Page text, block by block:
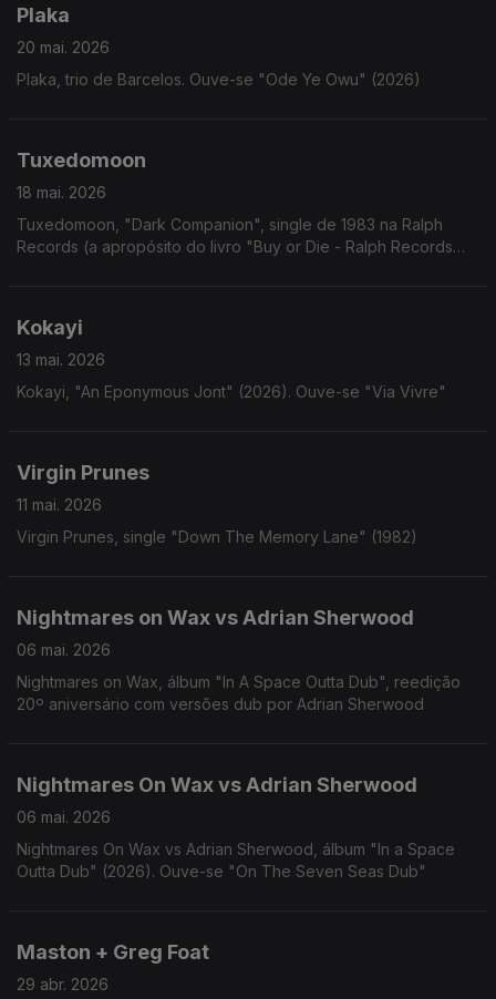
Plaka
20 mai. 2026
Plaka, trio de Barcelos. Ouve-se "Ode Ye Owu" (2026)
Tuxedomoon
18 mai. 2026
Tuxedomoon, "Dark Companion", single de 1983 na Ralph
Records (a apropósito do livro "Buy or Die - Ralph Records
Kokayi
13 mai. 2026
Kokayi, "An Eponymous Jont" (2026). Ouve-se "Via Vivre"
Virgin Prunes
11 mai. 2026
Virgin Prunes, single "Down The Memory Lane" (1982)
Nightmares on Wax vs Adrian Sherwood
06 mai. 2026
Nightmares on Wax, álbum "In A Space Outta Dub", reedição
20º aniversário com versões dub por Adrian Sherwood
Nightmares On Wax vs Adrian Sherwood
06 mai. 2026
Nightmares On Wax vs Adrian Sherwood, álbum "In a Space
Outta Dub" (2026). Ouve-se "On The Seven Seas Dub"
Maston + Greg Foat
29 abr. 2026